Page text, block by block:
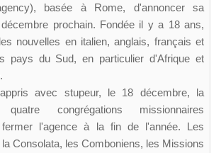
basée à Rome, d'annoncer sa
prochain. Fondée il y a 18 ans,
nouvelles en italien, anglais, français et
pays du Sud, en particulier d'Afrique et
avec stupeur, le 18 décembre, la
congrégations missionnaires
fermer l'agence à la fin de l'année. Les
Consolata, les Comboniens, les Missions